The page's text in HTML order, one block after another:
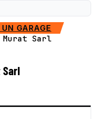
GARAGE
Sarl